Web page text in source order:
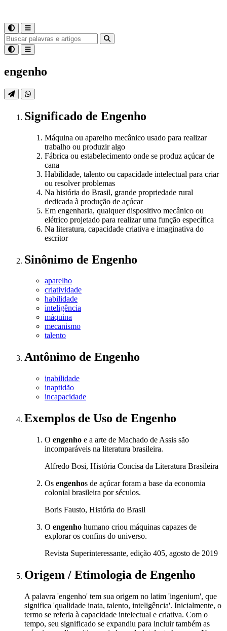
engenho
Significado de Engenho
Máquina ou aparelho mecânico usado para realizar
trabalho ou produzir algo
Fábrica ou estabelecimento onde se produz açúcar de
cana
Habilidade, talento ou capacidade intelectual para criar
ou resolver problemas
Na história do Brasil, grande propriedade rural
dedicada à produção de açúcar
Em engenharia, qualquer dispositivo mecânico ou
elétrico projetado para realizar uma função específica
Na literatura, capacidade criativa e imaginativa do
escritor
Sinônimo de Engenho
aparelho
criatividade
habilidade
inteligência
máquina
mecanismo
talento
Antônimo de Engenho
inabilidade
inaptidão
incapacidade
Exemplos de Uso de Engenho
O engenho e a arte de Machado de Assis são
incomparáveis na literatura brasileira.
Alfredo Bosi, História Concisa da Literatura Brasileira
Os engenhos de açúcar foram a base da economia
colonial brasileira por séculos.
Boris Fausto, História do Brasil
O engenho humano criou máquinas capazes de
explorar os confins do universo.
Revista Superinteressante, edição 405, agosto de 2019
Origem / Etimologia de Engenho
A palavra 'engenho' tem sua origem no latim 'ingenium', que
significa 'qualidade inata, talento, inteligência'. Inicialmente, o
termo se referia à capacidade intelectual e criativa. Com o
tempo, seu significado se expandiu para incluir também as